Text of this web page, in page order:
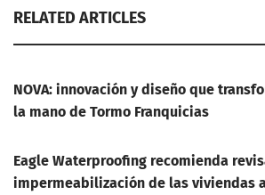
RELATED ARTICLES
NOVA: innovación y diseño que
la mano de Tormo Franquicias
Eagle Waterproofing recomienda
impermeabilización de las viviendas